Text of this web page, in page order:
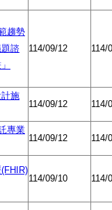
趨勢
諮
114/09/12 114/
施
114/09/12 114/
專業
114/09/12 114/
114/09/10 114/